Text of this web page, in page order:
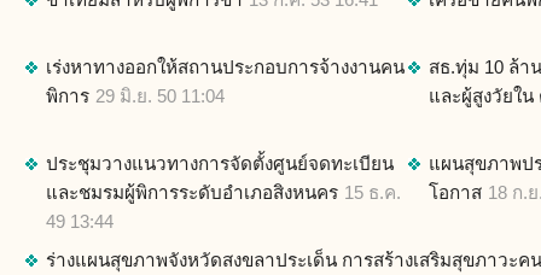
เร่งหาทางออกให้สถานประกอบการจ้างงานคน
พิการ 29 มิ.ย. 50 11:04
สธ.ทุ่ม 10 ล้า
และผู้สูงวัยใน
ประชุมวางแนวทางการจัดตั้งศูนย์จดทะเบียน
และชมรมผู้พิการระดับอำเภอสิงหนคร 15 ธ.ค.
49 13:44
แผนสุขภาพป
โอกาส 18 ก.
ร่างแผนสุขภาพจังหวัดสงขลาประเด็น การสร้างเสริมสุขภาวะ